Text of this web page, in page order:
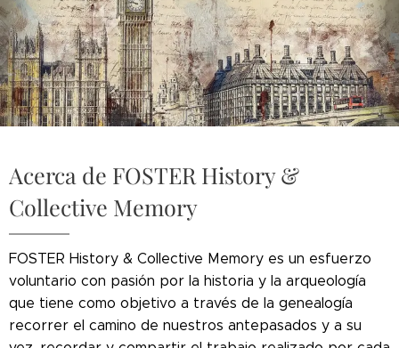
Acerca de FOSTER History &
Collective Memory
FOSTER History & Collective Memory es un esfuerzo
voluntario con pasión por la historia y la arqueología
que tiene como objetivo a través de la genealogía
recorrer el camino de nuestros antepasados ​​y a su